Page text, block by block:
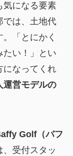
気になる要素
では、土地代
「とにかく
たい！」とい
になってくれ
運営モデルの
Golf（バフ
受付スタッ